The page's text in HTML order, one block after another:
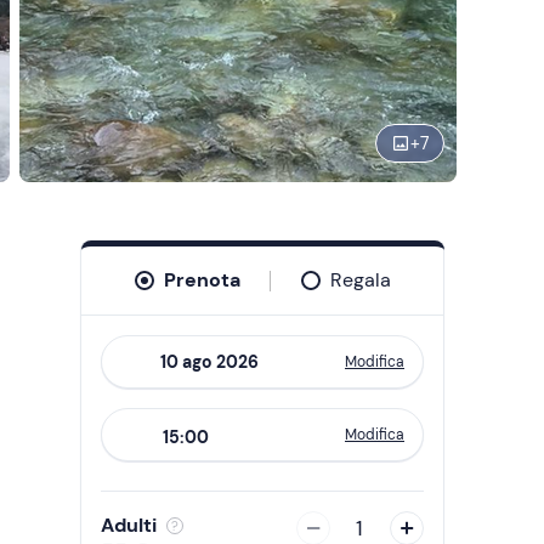
+7
Prenota Regala
forward
to
interact
with
Modifica
15:00 Modifica
Adulti 1